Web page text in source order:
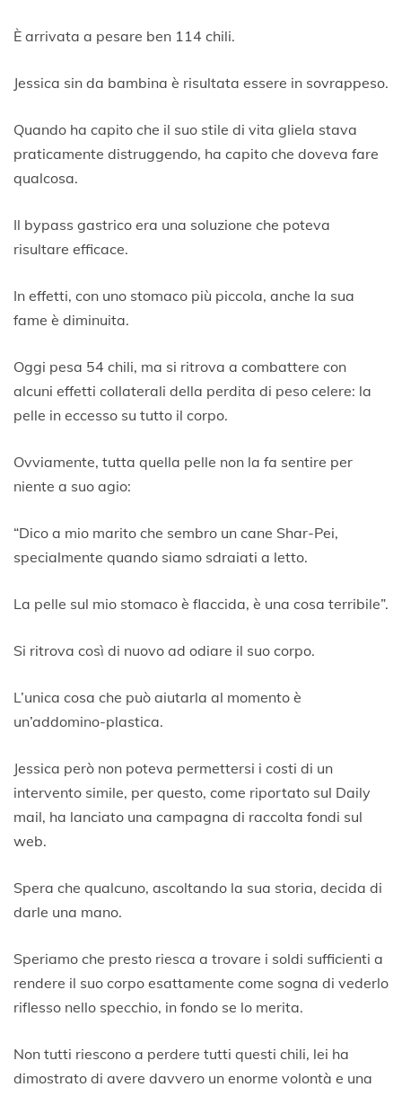
È arrivata a pesare ben 114 chili.
Jessica sin da bambina è risultata essere in sovrappeso.
Quando ha capito che il suo stile di vita gliela stava
praticamente distruggendo, ha capito che doveva fare
qualcosa.
Il bypass gastrico era una soluzione che poteva
risultare efficace.
In effetti, con uno stomaco più piccola, anche la sua
fame è diminuita.
Oggi pesa 54 chili, ma si ritrova a combattere con
alcuni effetti collaterali della perdita di peso celere: la
pelle in eccesso su tutto il corpo.
Ovviamente, tutta quella pelle non la fa sentire per
niente a suo agio:
“Dico a mio marito che sembro un cane Shar-Pei,
specialmente quando siamo sdraiati a letto.
La pelle sul mio stomaco è flaccida, è una cosa terribile”.
Si ritrova così di nuovo ad odiare il suo corpo.
L’unica cosa che può aiutarla al momento è
un’addomino-plastica.
Jessica però non poteva permettersi i costi di un
intervento simile, per questo, come riportato sul Daily
mail, ha lanciato una campagna di raccolta fondi sul
web.
Spera che qualcuno, ascoltando la sua storia, decida di
darle una mano.
Speriamo che presto riesca a trovare i soldi sufficienti a
rendere il suo corpo esattamente come sogna di vederlo
riflesso nello specchio, in fondo se lo merita.
Non tutti riescono a perdere tutti questi chili, lei ha
dimostrato di avere davvero un enorme volontà e una